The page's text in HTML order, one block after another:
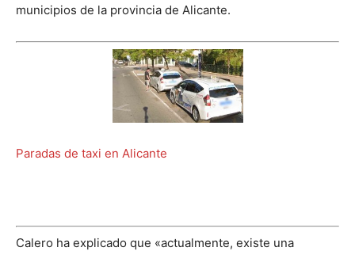
municipios de la provincia de Alicante.
Paradas de taxi en Alicante
Calero ha explicado que «actualmente, existe una